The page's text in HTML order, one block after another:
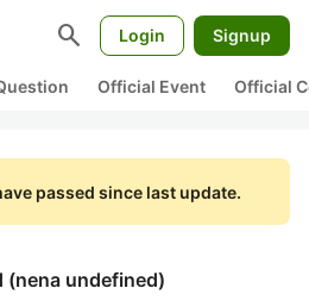
search Login Signup
Official Event Official
passed since last update.
(nena undefined)